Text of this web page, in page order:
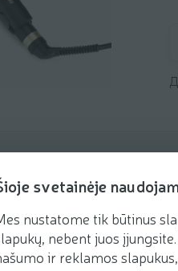
svetainėje
nustatome tik būtinus
nebent juos
ir reklamos
Рекомендации